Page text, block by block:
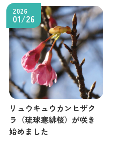
2026
01/26
リュウキュウカンヒザク
ラ（琉球寒緋桜）が咲き
始めました